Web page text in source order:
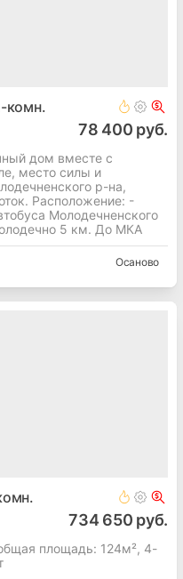
-комн.
78 400 руб.
дом вместе с
место силы и
р-на,
Расположение: -
Молодечненского
5 км. До МКА
Осаново
734 650 руб.
площадь: 124м², 4-